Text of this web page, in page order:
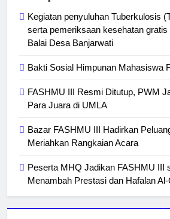
Kegiatan penyuluhan Tuberkulosis
serta pemeriksaan kesehatan
Balai Desa Banjarwati
Bakti Sosial Himpunan Mahasiswa
FASHMU III Resmi Ditutup, PWM
Para Juara di UMLA
Bazar FASHMU III Hadirkan
Meriahkan Rangkaian Acara
Peserta MHQ Jadikan FASHMU III
Menambah Prestasi dan Hafalan Al-